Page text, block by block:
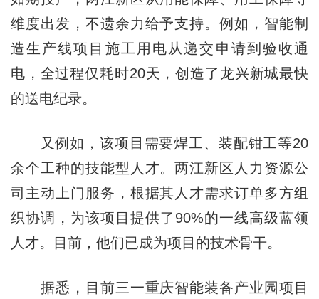
维度出发，不遗余力给予支持。例如，智能制
造生产线项目施工用电从递交申请到验收通
电，全过程仅耗时20天，创造了龙兴新城最快
的送电纪录。
又例如，该项目需要焊工、装配钳工等20
余个工种的技能型人才。两江新区人力资源公
司主动上门服务，根据其人才需求订单多方组
织协调，为该项目提供了90%的一线高级蓝领
人才。目前，他们已成为项目的技术骨干。
据悉，目前三一重庆智能装备产业园项目